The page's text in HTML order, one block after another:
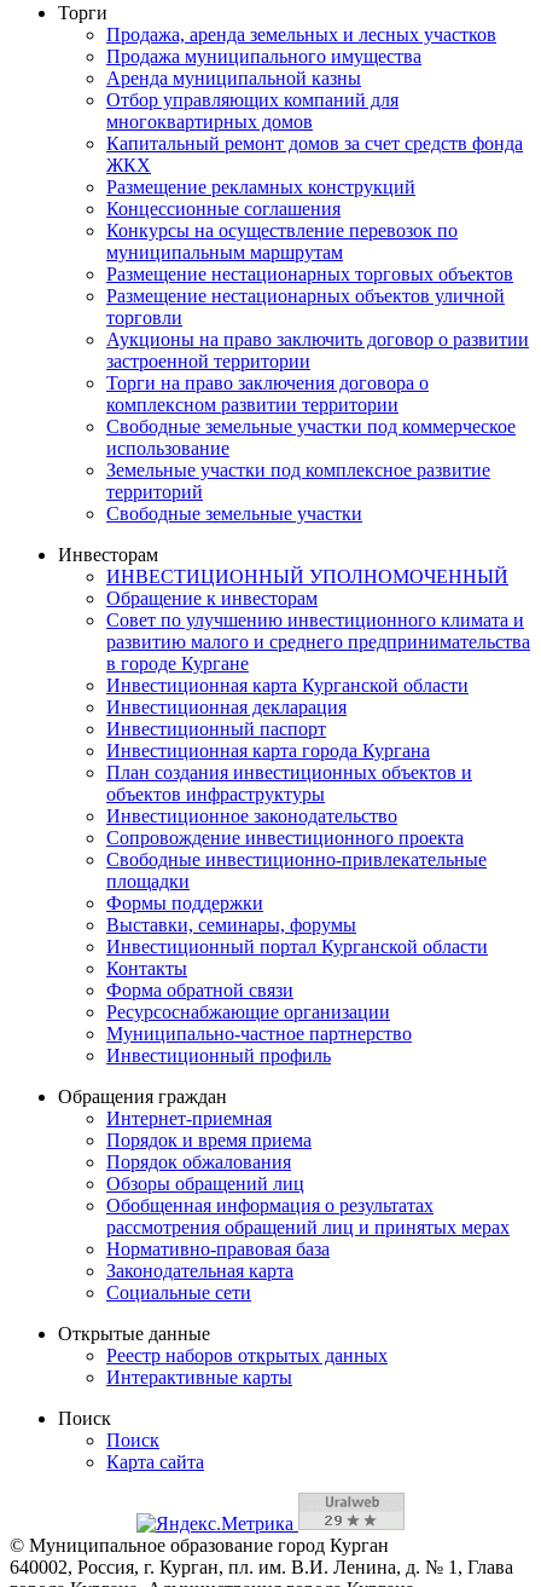
Торги
Продажа, аренда земельных и лесных участков
Продажа муниципального имущества
Аренда муниципальной казны
Отбор управляющих компаний для
многоквартирных домов
Капитальный ремонт домов за счет средств фонда
ЖКХ
Размещение рекламных конструкций
Концессионные соглашения
Конкурсы на осуществление перевозок по
муниципальным маршрутам
Размещение нестационарных торговых объектов
Размещение нестационарных объектов уличной
торговли
Аукционы на право заключить договор о развитии
застроенной территории
Торги на право заключения договора о
комплексном развитии территории
Свободные земельные участки под коммерческое
использование
Земельные участки под комплексное развитие
территорий
Свободные земельные участки
Инвесторам
ИНВЕСТИЦИОННЫЙ УПОЛНОМОЧЕННЫЙ
Обращение к инвесторам
Совет по улучшению инвестиционного климата и
развитию малого и среднего предпринимательства
в городе Кургане
Инвестиционная карта Курганской области
Инвестиционная декларация
Инвестиционный паспорт
Инвестиционная карта города Кургана
План создания инвестиционных объектов и
объектов инфраструктуры
Инвестиционное законодательство
Сопровождение инвестиционного проекта
Свободные инвестиционно-привлекательные
площадки
Формы поддержки
Выставки, семинары, форумы
Инвестиционный портал Курганской области
Контакты
Форма обратной связи
Ресурсоснабжающие организации
Муниципально-частное партнерство
Инвестиционный профиль
Обращения граждан
Интернет-приемная
Порядок и время приема
Порядок обжалования
Обзоры обращений лиц
Обобщенная информация о результатах
рассмотрения обращений лиц и принятых мерах
Нормативно-правовая база
Законодательная карта
Социальные сети
Открытые данные
Реестр наборов открытых данных
Интерактивные карты
Поиск
Поиск
Карта сайта
© Муниципальное образование город Курган
640002, Россия, г. Курган, пл. им. В.И. Ленина, д. № 1, Глава